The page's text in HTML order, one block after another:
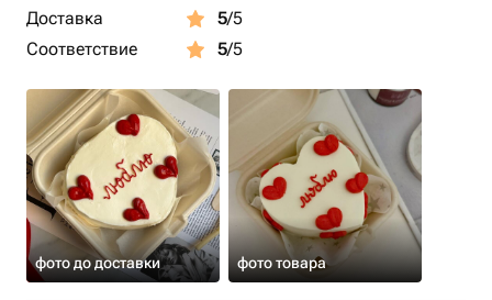
Доставка 5/5
Соответствие
5/5
фото до доставки фото товара